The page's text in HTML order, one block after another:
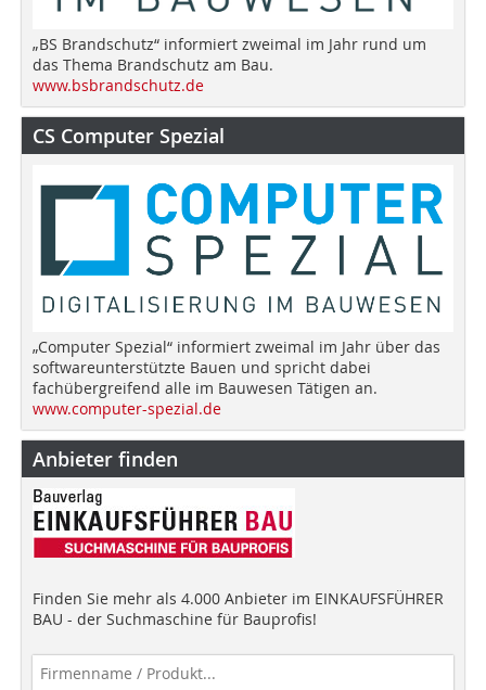
„BS Brandschutz“ informiert zweimal im Jahr rund um
das Thema Brandschutz am Bau.
www.bsbrandschutz.de
CS Computer Spezial
„Computer Spezial“ informiert zweimal im Jahr über das
softwareunterstützte Bauen und spricht dabei
fachübergreifend alle im Bauwesen Tätigen an.
www.computer-spezial.de
Anbieter finden
Finden Sie mehr als 4.000 Anbieter im EINKAUFSFÜHRER
BAU - der Suchmaschine für Bauprofis!